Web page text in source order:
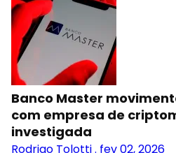
Banco Master
com empresa de
investigada
Rodrigo Tolotti. fev 02, 2026